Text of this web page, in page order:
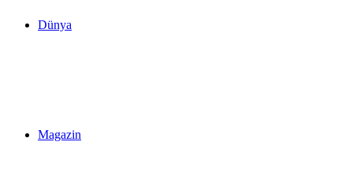
Dünya
Magazin